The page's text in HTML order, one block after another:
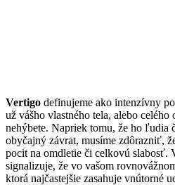
Vertigo definujeme ako intenzívny
už vášho vlastného tela, alebo
nehýbete. Napriek tomu, že ho ľudia
obyčajný závrat, musíme zdôrazniť,
pocit na omdletie či celkovú slabosť.
signalizuje, že vo vašom
ktorá najčastejšie zasahuje vnútorné